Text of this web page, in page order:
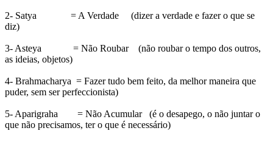
2- Satya = A Verdade (dizer a verdade e fazer o que se
diz)
3- Asteya = Não Roubar (não roubar o tempo dos outros,
as ideias, objetos)
4- Brahmacharya = Fazer tudo bem feito, da melhor maneira que
puder, sem ser perfeccionista)
5- Aparigraha = Não Acumular (é o desapego, o não juntar o
que não precisamos, ter o que é necessário)